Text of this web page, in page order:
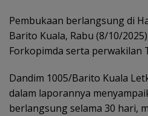
Pembukaan berlangsung di
Barito Kuala, Rabu (8/10/
Forkopimda serta perwakilan
Dandim 1005/Barito Kuala
dalam laporannya
berlangsung selama 30 hari,